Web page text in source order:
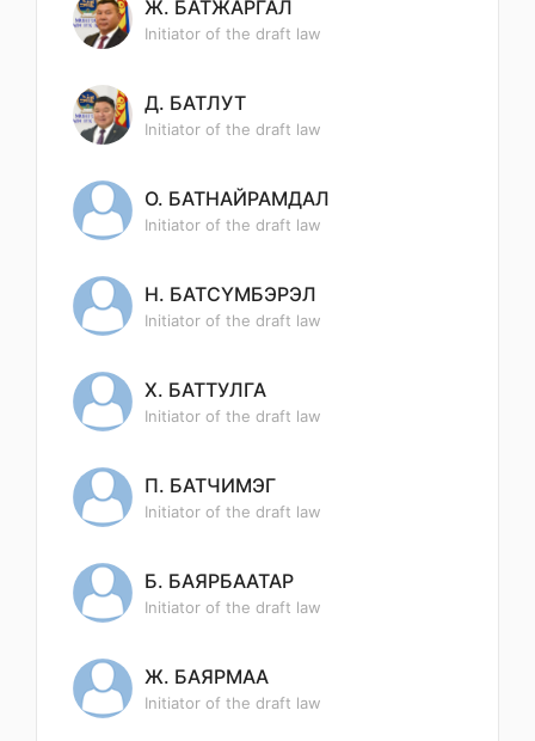
Ж. БАТЖАРГАЛ
Initiator of the draft law
Д. БАТЛУТ
Initiator of the draft law
О. БАТНАЙРАМДАЛ
Initiator of the draft law
Н. БАТСҮМБЭРЭЛ
Initiator of the draft law
Х. БАТТУЛГА
Initiator of the draft law
П. БАТЧИМЭГ
Initiator of the draft law
Б. БАЯРБААТАР
Initiator of the draft law
Ж. БАЯРМАА
Initiator of the draft law